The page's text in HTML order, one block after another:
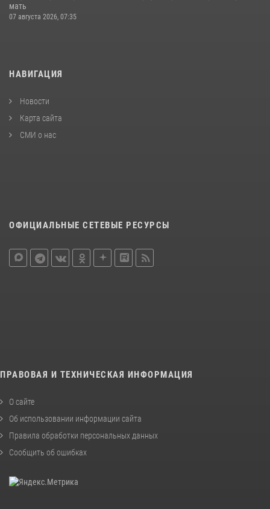
мать
07 августа 2026, 07:35
НАВИГАЦИЯ
Новости
Карта сайта
СМИ о нас
ОФИЦИАЛЬНЫЕ СЕТЕВЫЕ РЕСУРСЫ
ПРАВОВАЯ И ТЕХНИЧЕСКАЯ ИНФОРМАЦИЯ
О сайте
Об использовании информации сайта
Правила обработки персональных данных
Сообщить об ошибках